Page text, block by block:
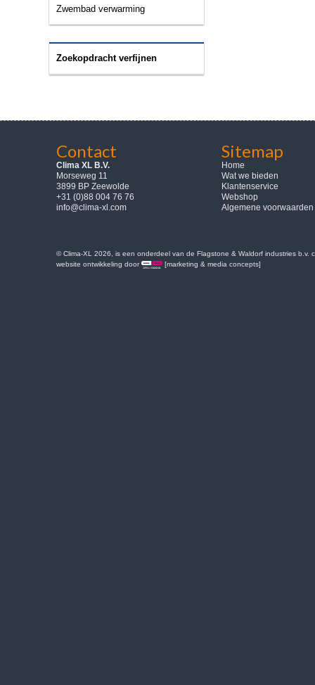
Zwembad verwarming
Zoekopdracht verfijnen
Contact
Clima XL B.V.
Morseweg 11
3899 BP Zeewolde
+31 (0)88 004 76 76
info@clima-xl.com
Sitemap
Home
Wat we bieden
Klantenservice
Webshop
Algemene voorwaarden
© Clima-XL 2026, is een onderdeel van de Flagstone & Waldorf industries b.v.
website ontwikkeling door
[marketing & media concepts]